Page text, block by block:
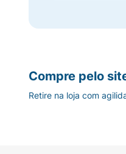
Compre pelo
Retire na loja com